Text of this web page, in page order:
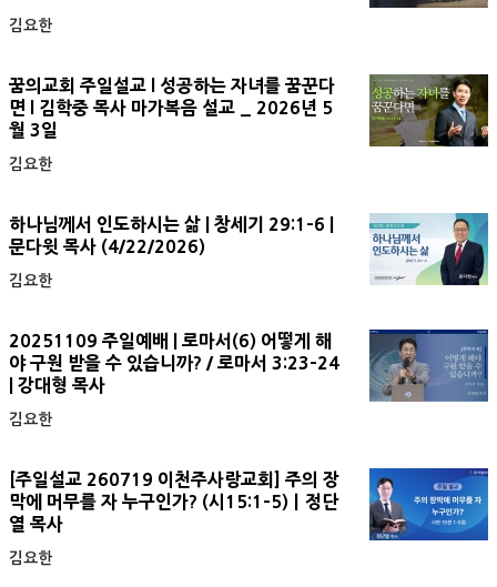
김요한
꿈의교회 주일설교 l 성공하는 자녀를 꿈꾼다
면 l 김학중 목사 마가복음 설교 _ 2026년 5
월 3일
김요한
하나님께서 인도하시는 삶 | 창세기 29:1-6 |
문다윗 목사 (4/22/2026)
김요한
20251109 주일예배 | 로마서(6) 어떻게 해
야 구원 받을 수 있습니까? / 로마서 3:23-24
| 강대형 목사
김요한
[주일설교 260719 이천주사랑교회] 주의 장
막에 머무를 자 누구인가? (시15:1-5)ㅣ정단
열 목사
김요한